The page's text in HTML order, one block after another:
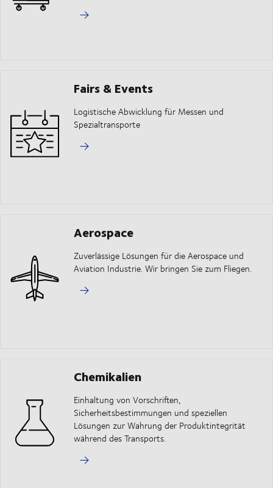
Fairs & Events
Logistische Abwicklung für Messen und
Spezialtransporte
Aerospace
Zuverlässige Lösungen für die Aerospace und
Aviation Industrie. Wir bringen Sie zum Fliegen.
Chemikalien
Einhaltung von Vorschriften,
Sicherheitsbestimmungen und speziellen
Lösungen zur Wahrung der Produktintegrität
während des Transports.